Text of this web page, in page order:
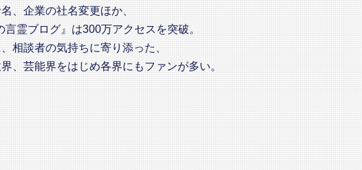
、企業の社名変更ほか、
霊ブログ』は300万アクセスを突破。
相談者の気持ちに寄り添った、
、芸能界をはじめ各界にもファンが多い。